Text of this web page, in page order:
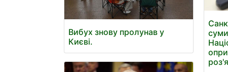
Вибух знову пролунав у
Києві.